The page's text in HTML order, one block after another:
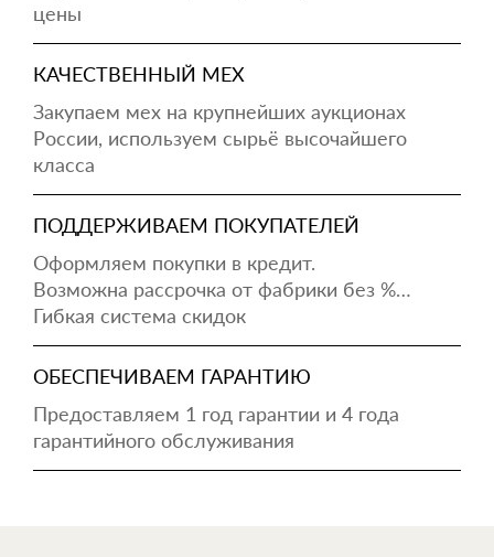
цены
КАЧЕСТВЕННЫЙ МЕХ
Закупаем мех на крупнейших аукционах
России, используем сырьё высочайшего
класса
ПОДДЕРЖИВАЕМ ПОКУПАТЕЛЕЙ
Оформляем покупки в кредит.
Возможна рассрочка от фабрики без %…
Гибкая система скидок
ОБЕСПЕЧИВАЕМ ГАРАНТИЮ
Предоставляем 1 год гарантии и 4 года
гарантийного обслуживания